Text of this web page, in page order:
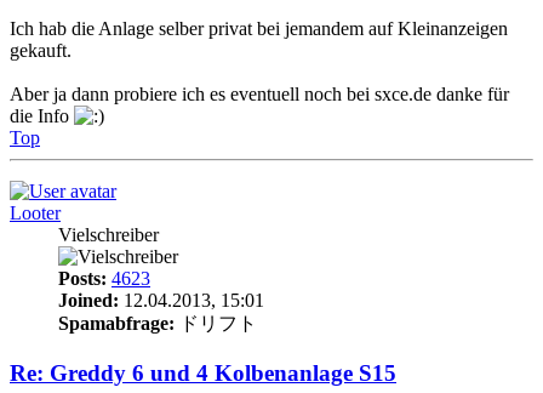
Ich hab die Anlage selber privat bei jemandem auf Kleinanzeigen
gekauft.
Aber ja dann probiere ich es eventuell noch bei sxce.de danke für
die Info
Top
Looter
Vielschreiber
Posts: 4623
Joined: 12.04.2013, 15:01
Spamabfrage: ドリフト
Re: Greddy 6 und 4 Kolbenanlage S15